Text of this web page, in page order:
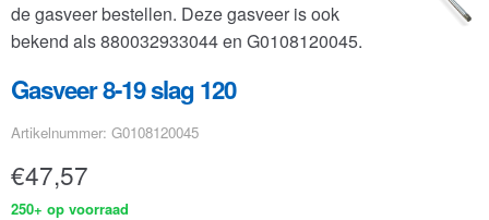
de gasveer bestellen. Deze gasveer is ook
bekend als 880032933044 en G0108120045.
Gasveer 8-19 slag 120
Artikelnummer: G0108120045
€47,57
250+ op voorraad